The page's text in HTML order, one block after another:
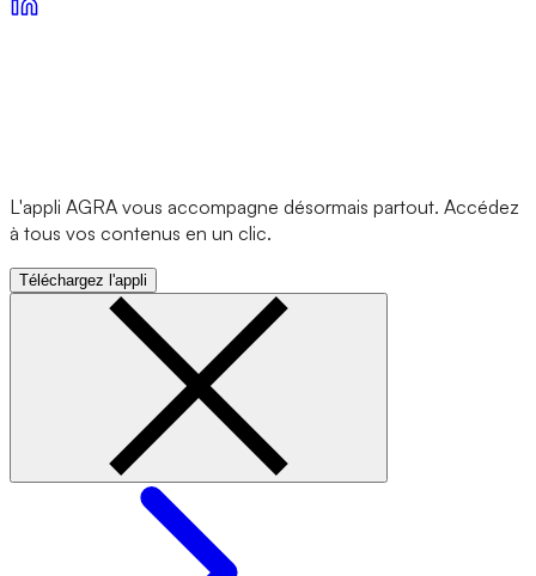
L'appli AGRA vous accompagne désormais partout. Accédez
à tous vos contenus en un clic.
Téléchargez l'appli